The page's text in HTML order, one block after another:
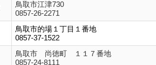
鳥取市江津730
0857-26-2271
鳥取市的場１丁目１番地
0857-37-1522
鳥取市 尚徳町 １１７番地
0857-24-8111